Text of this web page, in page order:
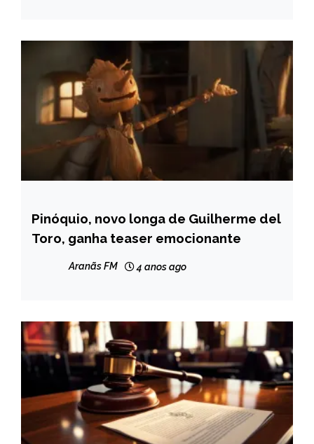
ENTRETENIMENTO
Pinóquio, novo longa de Guilherme del
Toro, ganha teaser emocionante
Aranãs FM 4 anos ago